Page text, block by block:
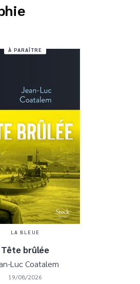
À PARAÎTRE
LA BLEUE
Tête brûlée
Luc Coatalem
19/08/2026